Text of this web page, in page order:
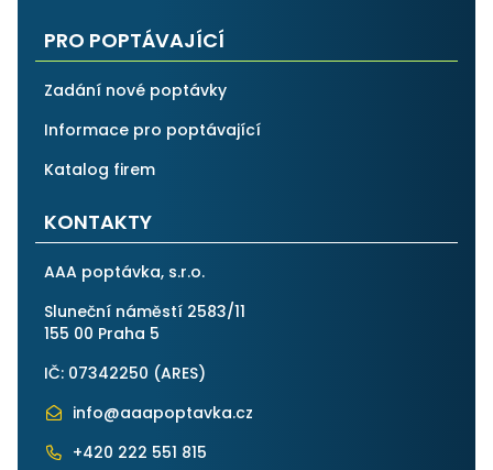
PRO POPTÁVAJÍCÍ
Zadání nové poptávky
Informace pro poptávající
Katalog firem
KONTAKTY
AAA poptávka, s.r.o.
Sluneční náměstí 2583/11
155 00 Praha 5
IČ: 07342250 (ARES)
info@aaapoptavka.cz
+420 222 551 815